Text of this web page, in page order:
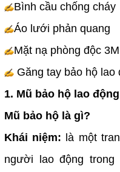
Bình cầu chống cháy
Áo lưới phản quang
Mặt nạ phòng độc
Găng tay bảo hộ lao
1. Mũ bảo hộ lao động
Mũ bảo hộ là gì?
Khái niệm: là một
người lao động trong